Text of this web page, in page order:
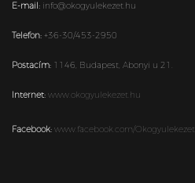
E-mail: info@okogyulekezet.hu
Telefon: +36-30/453-2950
Postacím: 1146, Budapest, Abonyi u 21.
Internet: www.okogyulekezet.hu
Facebook: www.facebook.com/Okogyulekezet